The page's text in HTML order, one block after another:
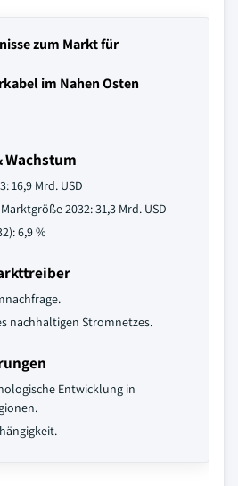
zum Markt für
im Nahen Osten
Wachstum
16,9 Mrd. USD
2032: 31,3 Mrd. USD
6,9 %
nachhaltigen Stromnetzes.
Entwicklung in